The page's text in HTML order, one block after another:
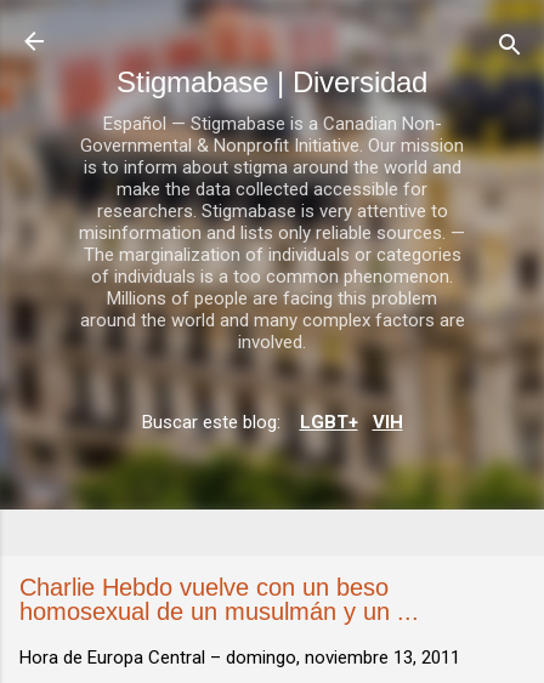
Ir al contenido principal
Stigmabase | Diversidad
Español — Stigmabase is a Canadian Non-
Governmental & Nonprofit Initiative. Our mission
is to inform about stigma around the world and
make the data collected accessible for
researchers. Stigmabase is very attentive to
misinformation and lists only reliable sources. —
The marginalization of individuals or categories
of individuals is a too common phenomenon.
Millions of people are facing this problem
around the world and many complex factors are
involved.
Buscar este blog: LGBT+ VIH
Charlie Hebdo vuelve con un beso
homosexual de un musulmán y un ...
Hora de Europa Central – domingo, noviembre 13, 2011